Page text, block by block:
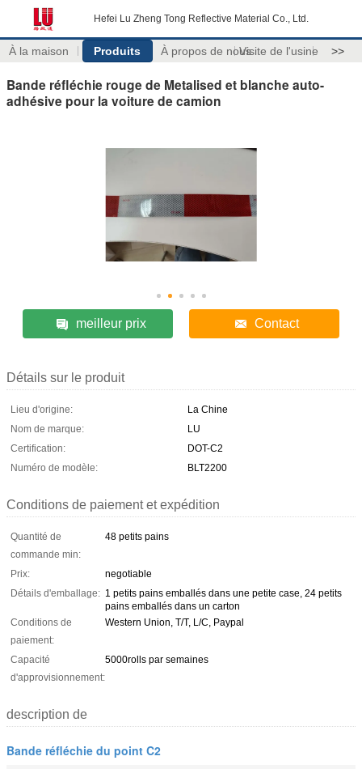
Hefei Lu Zheng Tong Reflective Material Co., Ltd.
À la maison Produits À propos de nousVisite de l'usine >>
Bande réfléchie rouge de Metalised et blanche auto-
adhésive pour la voiture de camion
meilleur prix Contact
Détails sur le produit
Lieu d'origine:
La Chine
Nom de marque:
LU
Certification:
DOT-C2
Numéro de modèle:
BLT2200
Conditions de paiement et expédition
Quantité de
commande min:
48 petits pains
Prix:
negotiable
Détails d'emballage: 1 petits pains emballés dans une petite case, 24 petits
pains emballés dans un carton
Conditions de
paiement:
Western Union, T/T, L/C, Paypal
Capacité
d'approvisionnement:
5000rolls par semaines
description de
Bande réfléchie du point C2